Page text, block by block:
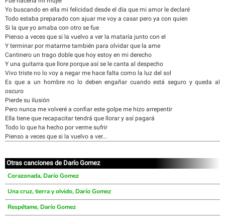
Yo buscando en ella mi felicidad desde el día que mi amor le declaré
Todo estaba preparado con ajuar me voy a casar pero ya con quien
Si la que yo amaba con otro se fue
Pienso a veces que si la vuelvo a ver la mataría junto con el
Y terminar por matarme también para olvidar que la ame
Cantinero un trago doble que hoy estoy en mi derecho
Y una guitarra que llore porque así se le canta al despecho
Vivo triste no lo voy a negar me hace falta como la luz del sol
Es que a un hombre no lo deben engañar cuando está seguro y queda al
oscuro
Pierde su ilusión
Pero nunca me volveré a confiar este golpe me hizo arrepentir
Ella tiene que recapacitar tendrá que llorar y así pagará
Todo lo que ha hecho por verme sufrir
Pienso a veces que si la vuelvo a ver...
Otras canciones de Darío Gomez
Corazonada, Darío Gomez
Una cruz, tierra y olvido, Darío Gomez
Respétame, Darío Gomez